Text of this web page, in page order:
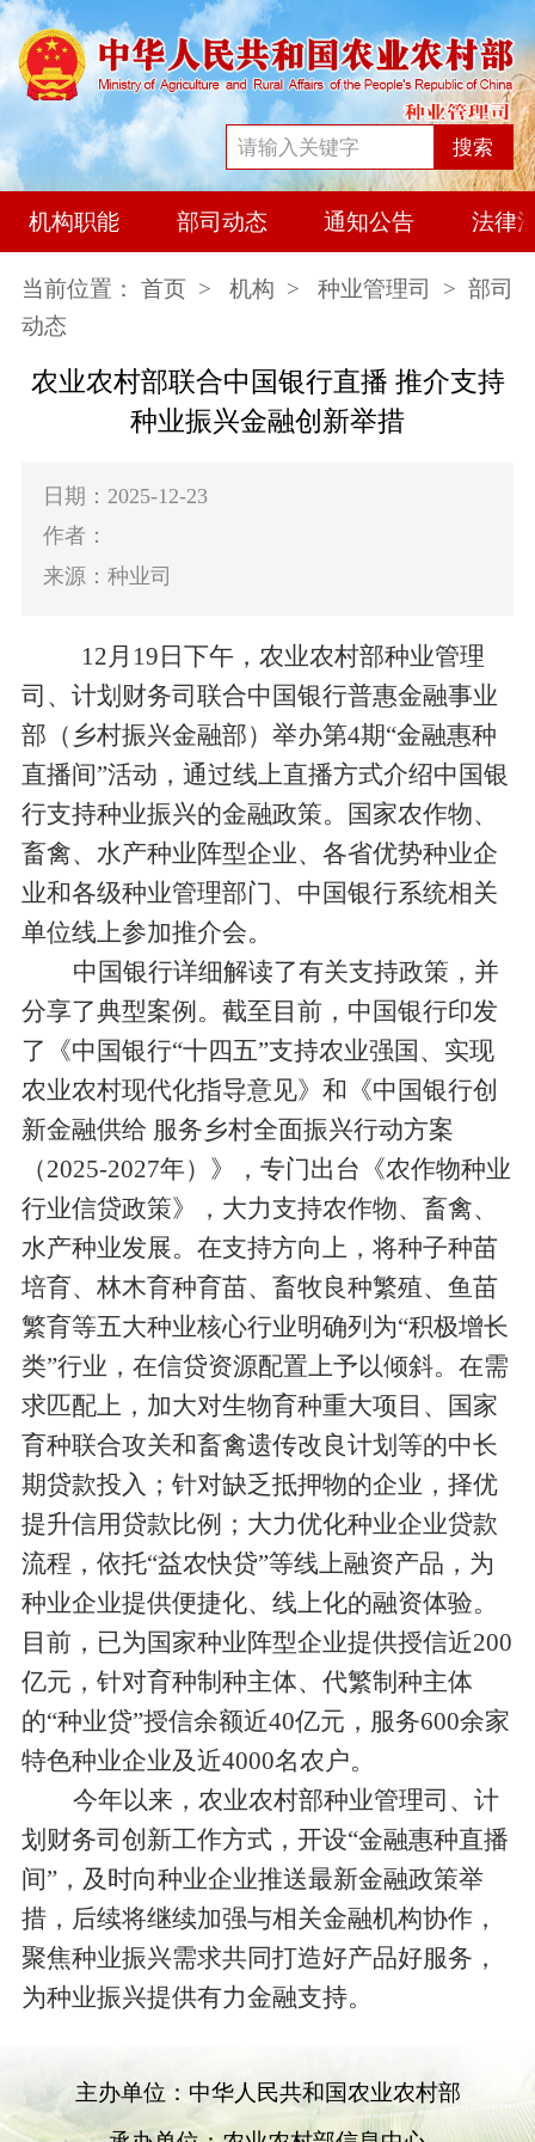
搜索
机构职能 部司动态 通知公告 法律
当前位置： 首页 > 机构 > 种业管理司
> 部司
动态
农业农村部联合中国银行直播 推介支持
种业振兴金融创新举措
日期：2025-12-23
作者：
来源：种业司
12月 19 日下午，农业农村部种业管理
司、计划财务司联合中国银行普惠金融事业
部（乡村振兴金融部） 举办第4期“金融惠种
直播间”活动， 通过线上直播方式介绍中国银
行支持种业振兴的金融政策。国家农作物、
畜禽、水产种业阵型企业、各省优势种业企
业和各级种业管理部门、 中国银行系统相关
单位线上参加推介会。
中国银行详细解读了有关支持政策 ，并
分享了典型案例 。截至目前，中国银行印发
了《中国银行“十四五”支持农业强国、实现
农业农村现代化指导意见》和《中国银行创
新金融供给 服务乡村全面振兴行动方案
（2025-2027年）》，专门出台《农作物种业
行业信贷政策》，大力支持农作物、畜禽、
水产种业发展。 在支持方向上， 将种子种苗
培育、林木育种育苗、畜牧良种繁殖、鱼苗
繁育等五大种业核心行业明确列为“积极增长
类”行业，在信贷资源配置上予以倾斜。 在需
求匹配上， 加大对生物育种重大项目、国家
育种联合攻关和畜禽遗传改良计划等的中长
期贷款投入；针对缺乏抵押物的企业，择优
提升信用贷款比例；大力优化种业企业贷款
流程，依托“益农快贷”等线上融资产品，为
种业企业提供便捷化、线上化的融资体验。
目前，已为国家种业阵型企业提供授信近200
亿元，针对育种制种主体、代繁制种主体
的“种业贷”授信余额近40亿元，服务600余家
特色种业企业及近4000名农户。
今年以来， 农业农村部种业管理司、计
划财务司创新工作方式，开设“金融惠种直播
间”，及时向种业企业推送最新金融政策举
措，后续将继续加强与相关金融机构协作，
聚焦种业振兴需求共同打造好产品好服务，
为种业振兴提供有力金融支持。
主办单位：中华人民共和国农业农村部